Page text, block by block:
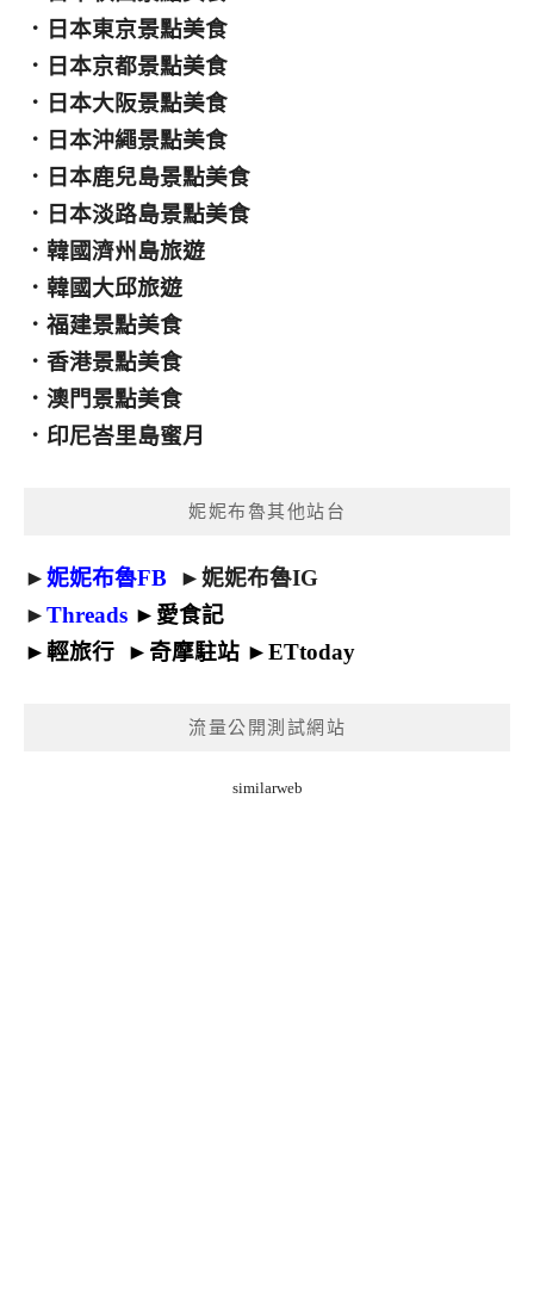
． 日本東京景點美食
． 日本京都景點美食
． 日本大阪景點美食
． 日本沖繩景點美食
． 日本鹿兒島景點美食
． 日本淡路島景點美食
． 韓國濟州島旅遊
． 韓國大邱旅遊
． 福建景點美食
． 香港景點美食
． 澳門景點美食
． 印尼峇里島蜜月
妮妮布魯其他站台
►妮妮布魯FB ►妮妮布魯IG
►Threads ► 愛食記
►輕旅行 ► 奇摩駐站 ►ETtoday
流量公開測試網站
similarweb